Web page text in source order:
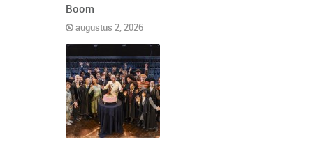
Boom
augustus 2, 2026